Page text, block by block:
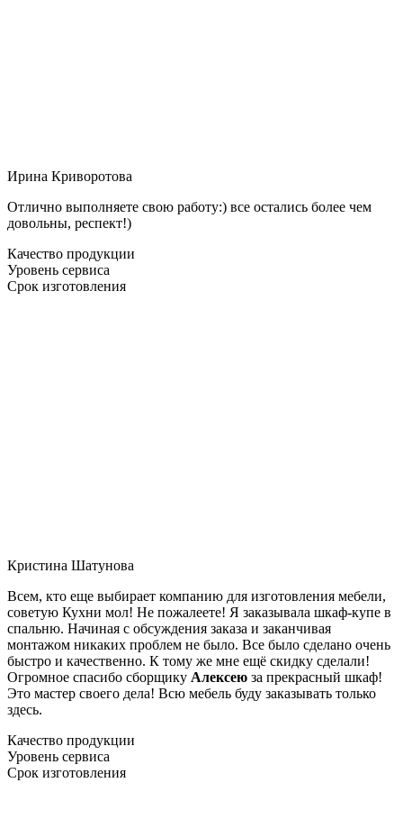
Ирина Криворотова
Отлично выполняете свою работу:) все остались более чем
довольны, респект!)
Качество продукции
Уровень сервиса
Срок изготовления
Кристина Шатунова
Всем, кто еще выбирает компанию для изготовления мебели,
советую Кухни мол! Не пожалеете! Я заказывала шкаф-купе в
спальню. Начиная с обсуждения заказа и заканчивая
монтажом никаких проблем не было. Все было сделано очень
быстро и качественно. К тому же мне ещё скидку сделали!
Огромное спасибо сборщику Алексею за прекрасный шкаф!
Это мастер своего дела! Всю мебель буду заказывать только
здесь.
Качество продукции
Уровень сервиса
Срок изготовления